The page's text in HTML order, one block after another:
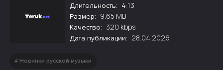
Длительность: 4:13
Размер: 9.65 MB
Качество: 320 kbps
Дата публикации: 28.04.2026
Новинки русской музыки